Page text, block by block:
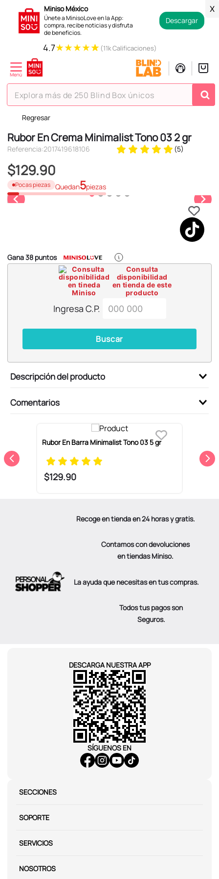
Miniso México
Únete a MinisoLove en la App:
compra, recibe noticias y disfruta
de beneficios.
Descargar
X
4.7★★★★★ (11k Calificaciones)
Explora más de 250 Blind Box únicos
Regresar
Rubor En Crema Minimalist Tono 03 2 gr
Referencia:2017419618106 (5)
$129.90
Pocas piezas Quedan5piezas
Gana38 puntos
Consulta
disponibilidad
en tienda de este
producto
Ingresa C.P.
Buscar
Descripción del producto
Comentarios
Rubor En Barra Minimalist Tono 03 5 gr
$129.90
Recoge en tienda en 24 horas y gratis.
Contamos con devoluciones
en tiendas Miniso.
La ayuda que necesitas en tus compras.
Todos tus pagos son
Seguros.
DESCARGA NUESTRA APP
SÍGUENOS EN
SECCIONES
SOPORTE
SERVICIOS
NOSOTROS
TÉRMINOS MÁS BUSCADOS
1.
hello kitty
2.
spiderman
3.
peluche
4.
osito cariñosito
5.
8.
bts